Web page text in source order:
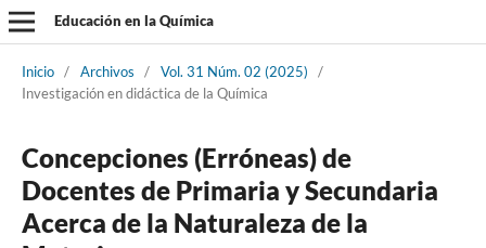
Educación en la Química
Inicio / Archivos / Vol. 31 Núm. 02 (2025)
/
Investigación en didáctica de la Química
Concepciones (Erróneas) de
Docentes de Primaria y Secundaria
Acerca de la Naturaleza de la